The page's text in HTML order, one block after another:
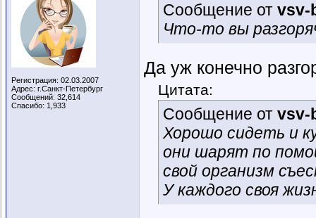
Регистрация: 02.03.2007
Адрес: г.Санкт-Петербург
Сообщений: 32,614
Спасибо: 1,933
Сообщение от vsv-
Что-то вы
Да уж конечно
Цитата:
Сообщение от vsv-
Хорошо сидеть и
они шарят по
свой организм
У каждого своя